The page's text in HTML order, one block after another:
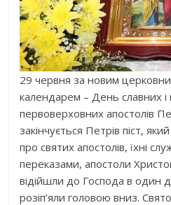
29 червня за новим
календарем – День славних і
первоверховних апостолів
закінчується Петрів піст,
про святих апостолів, їхні
переказами, апостоли
відійшли до Господа в один
розіп’яли головою вниз.